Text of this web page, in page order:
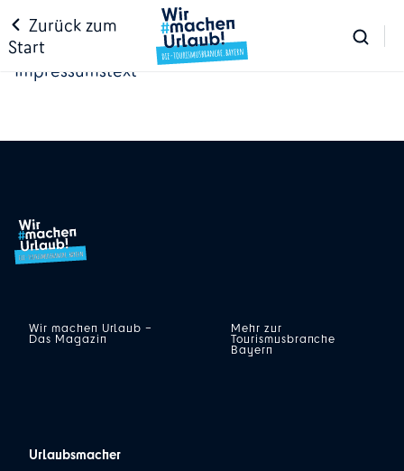
Zurück zum
Start
Impressumstext
Wir machen Urlaub –
Das Magazin
Mehr zur
Tourismusbranche
Bayern
Urlaubsmacher